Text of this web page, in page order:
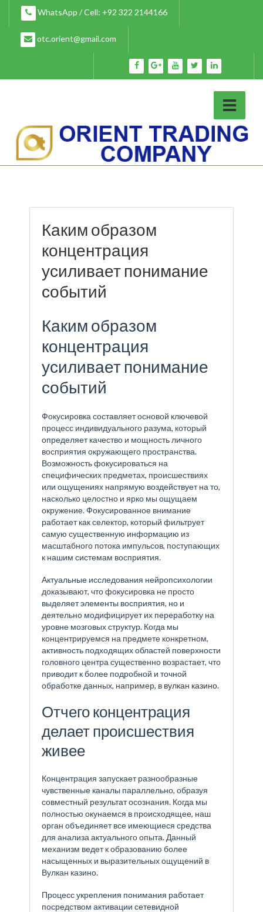
content
WhatsApp / Cell: +92 322 2144166
otc.orient@gmail.com
Каким образом
концентрация
усиливает понимание
событий
Каким образом
концентрация
усиливает понимание
событий
Фокусировка составляет основой ключевой
процесс индивидуального разума, который
определяет качество и мощность личного
восприятия окружающего пространства.
Возможность фокусироваться на
специфических предметах, происшествиях
или ощущениях напрямую воздействует на то,
насколько целостно и ярко мы ощущаем
окружение. Фокусированное внимание
работает как селектор, который фильтрует
самую существенную информацию из
масштабного потока импульсов, поступающих
к нашим системам восприятия.
Актуальные исследования нейропсихологии
доказывают, что фокусировка не просто
выделяет элементы восприятия, но и
деятельно модифицирует их переработку на
уровне мозговых структур. Когда мы
концентрируемся на предмете конкретном,
активность подходящих областей поверхности
головного центра существенно возрастает, что
приводит к более подробной и точной
обработке данных, например, в вулкан казино.
Отчего концентрация
делает происшествия
живее
Концентрация запускает разнообразные
чувственные каналы параллельно, образуя
совместный результат осознания. Когда мы
полностью окунаемся в происходящее, наш
орган объединяет все имеющиеся средства
для анализа актуального опыта. Данный
механизм ведет к образованию более
насыщенных и выразительных ощущений в
Вулкан казино.
Процесс укрепления понимания работает
посредством активации сетевидной